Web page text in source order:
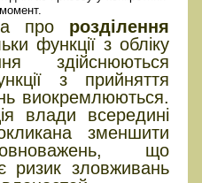
момент.
про розділення
функції з обліку
здійснюються
з прийняття
виокремлюються.
влади всередині
зменшити
що
ризик зловживань